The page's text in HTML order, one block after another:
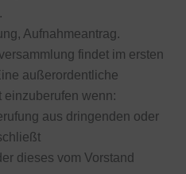
Aufnahmeantrag.
findet im ersten
außerordentliche
einzuberufen wenn:
aus dringenden oder
dieses vom Vorstand